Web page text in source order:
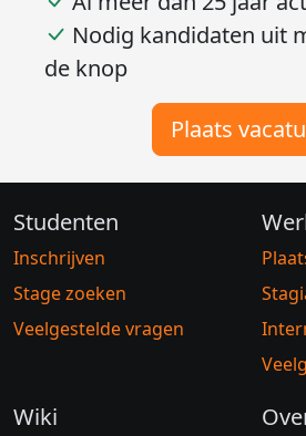
Grootste database
Al meer dan 25 jaar
Plaats
Studenten
Inschrijven